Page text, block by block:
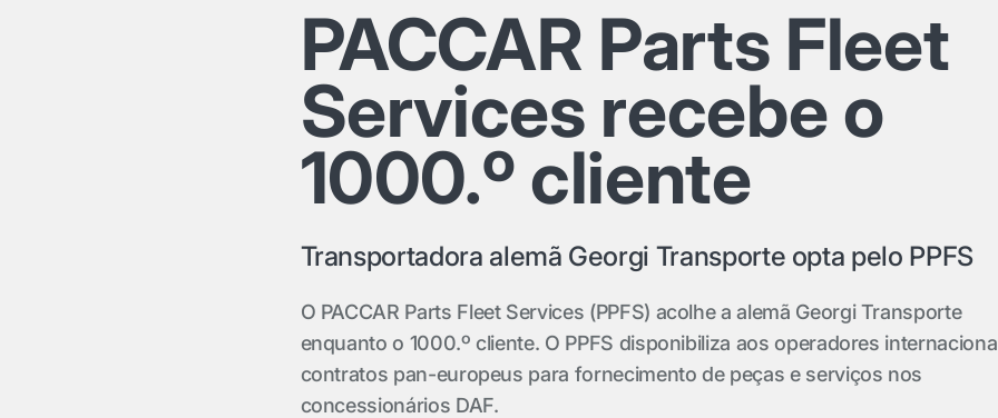
PACCAR Parts Fleet
Services recebe o
1000.º cliente
Transportadora alemã Georgi Transporte opta pelo PPFS
O PACCAR Parts Fleet Services (PPFS) acolhe a alemã Georgi Transporte
enquanto o 1000.º cliente. O PPFS disponibiliza aos operadores
contratos pan-europeus para fornecimento de peças e serviços nos
concessionários DAF.